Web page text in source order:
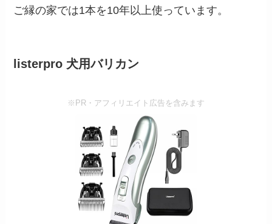
ご縁の家では1本を10年以上使っています。
listerpro 犬用バリカン
※PR・アフィリエイト広告を含みます